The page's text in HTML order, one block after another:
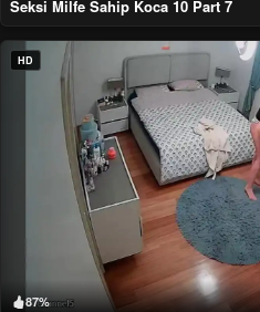
Seksi Milfe Sahip Koca 10 Part 7
HD
87%